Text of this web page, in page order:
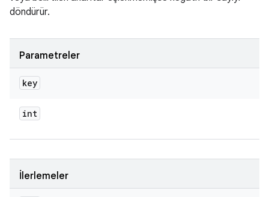
döndürür.
Parametreler
key
int
İlerlemeler